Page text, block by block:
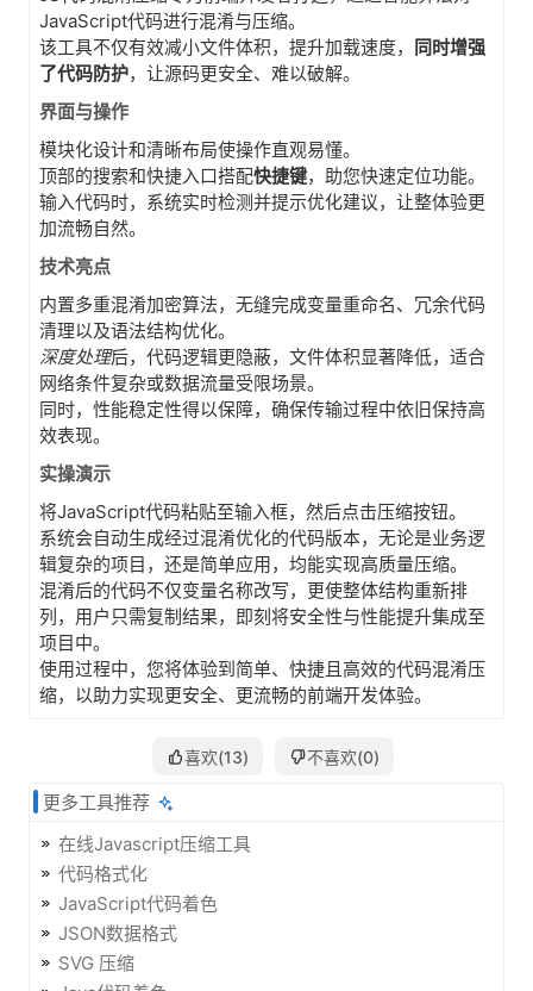
JavaScript代码进行混淆与压缩。
该工具不仅有效减小文件体积，提升加载速度， 同时增强
了代码防护，让源码更安全、难以破解。
界面与操作
模块化设计和清晰布局使操作直观易懂。
顶部的搜索和快捷入口搭配快捷键，助您快速定位功能。
输入代码时，系统实时检测并提示优化建议，让整体验更
加流畅自然。
技术亮点
内置多重混淆加密算法，无缝完成变量重命名、冗余代码
清理以及语法结构优化。
深度处理后，代码逻辑更隐蔽，文件体积显著降低，适合
网络条件复杂或数据流量受限场景。
同时，性能稳定性得以保障，确保传输过程中依旧保持高
效表现。
实操演示
将JavaScript代码粘贴至输入框，然后点击压缩按钮。
系统会自动生成经过混淆优化的代码版本，无论是业务逻
辑复杂的项目，还是简单应用，均能实现高质量压缩。
混淆后的代码不仅变量名称改写，更使整体结构重新排
列，用户只需复制结果，即刻将安全性与性能提升集成至
项目中。
使用过程中，您将体验到简单、快捷且高效的代码混淆压
缩，以助力实现更安全、更流畅的前端开发体验。
喜欢(13) 不喜欢(0)
更多工具推荐
在线Javascript压缩工具
代码格式化
JavaScript代码着色
JSON数据格式
SVG 压缩